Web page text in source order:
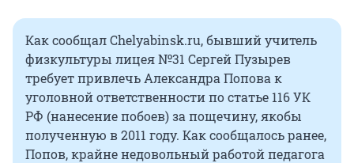
Как сообщал Chelyabinsk.ru, бывший учитель
физкультуры лицея №31 Сергей Пузырев
требует привлечь Александра Попова к
уголовной ответственности по статье 116 УК
РФ (нанесение побоев) за пощечину, якобы
полученную в 2011 году. Как сообщалось ранее,
Попов, крайне недовольный работой педагога